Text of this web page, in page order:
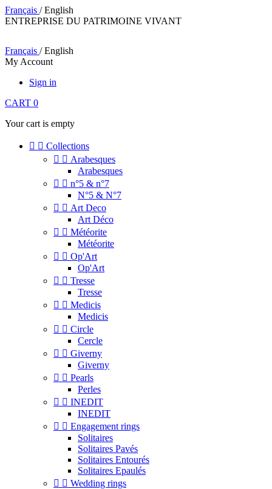
Français / English
ENTREPRISE DU PATRIMOINE VIVANT
Français / English
My Account
Sign in
CART 0
Your cart is empty
  Collections
  Arabesques
Arabesques
  n°5 & n°7
N°5 & N°7
  Art Deco
Art Déco
  Météorite
Météorite
  Op'Art
Op'Art
  Tresse
Tresse
  Medicis
Medicis
  Circle
Cercle
  Giverny
Giverny
  Pearls
Perles
  INEDIT
INEDIT
  Engagement rings
Solitaires
Solitaires Pavés
Solitaires Entourés
Solitaires Epaulés
  Wedding rings